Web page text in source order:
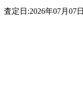
査定日:2026年07月07日